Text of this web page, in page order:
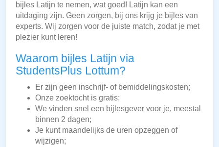
bijles Latijn te nemen, wat goed! Latijn kan een
uitdaging zijn. Geen zorgen, bij ons krijg je bijles van
experts. Wij zorgen voor de juiste match, zodat je met
plezier kunt leren!
Waarom bijles Latijn via
StudentsPlus Lottum?
Er zijn geen inschrijf- of bemiddelingskosten;
Onze zoektocht is gratis;
We vinden snel een bijlesgever voor je, meestal
binnen 2 dagen;
Je kunt maandelijks de uren opzeggen of
wijzigen;